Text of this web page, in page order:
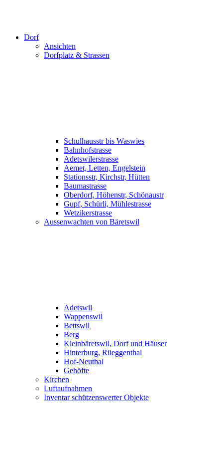
Dorf
Ansichten
Dorfplatz & Strassen
Schulhausstr bis Waswies
Bahnhofstrasse
Adetswilerstrasse
Aemet, Letten, Engelstein
Stationsstr, Kirchstr, Hütten
Baumastrasse
Oberdorf, Höhenstr, Schönaustr
Gupf, Schürli, Mühlestrasse
Wetzikerstrasse
Aussenwachten von Bäretswil
Adetswil
Wappenswil
Bettswil
Berg
Kleinbäretswil, Dorf und Häuser
Hinterburg, Rüeggenthal
Hof-Neuthal
Gehöfte
Kirchen
Luftaufnahmen
Inventar schützenswerter Objekte